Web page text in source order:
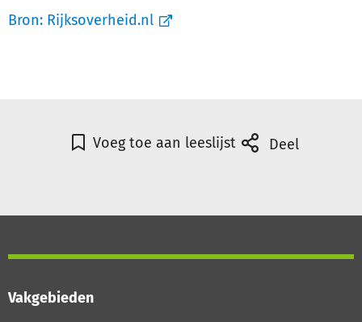
Bron: Rijksoverheid.nl
Voeg toe aan leeslijst Deel
Vakgebieden